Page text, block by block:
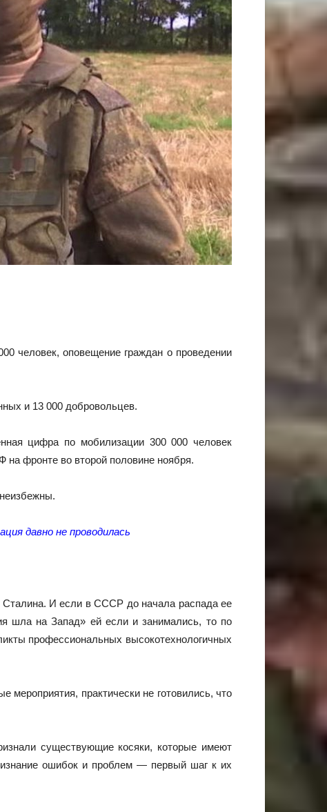
человек, оповещение граждан о проведении
и 13 000 добровольцев.
цифра по мобилизации 300 000 человек
фронте во второй половине ноября.
давно не проводилась
Сталина. И если в СССР до начала распада ее
шла на Запад» ей если и занимались, то по
профессиональных высокотехнологичных
практически не готовились, что
существующие косяки, которые имеют
ошибок и проблем — первый шаг к их